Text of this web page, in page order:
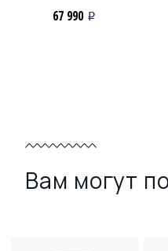
67 990 i
Вам могут